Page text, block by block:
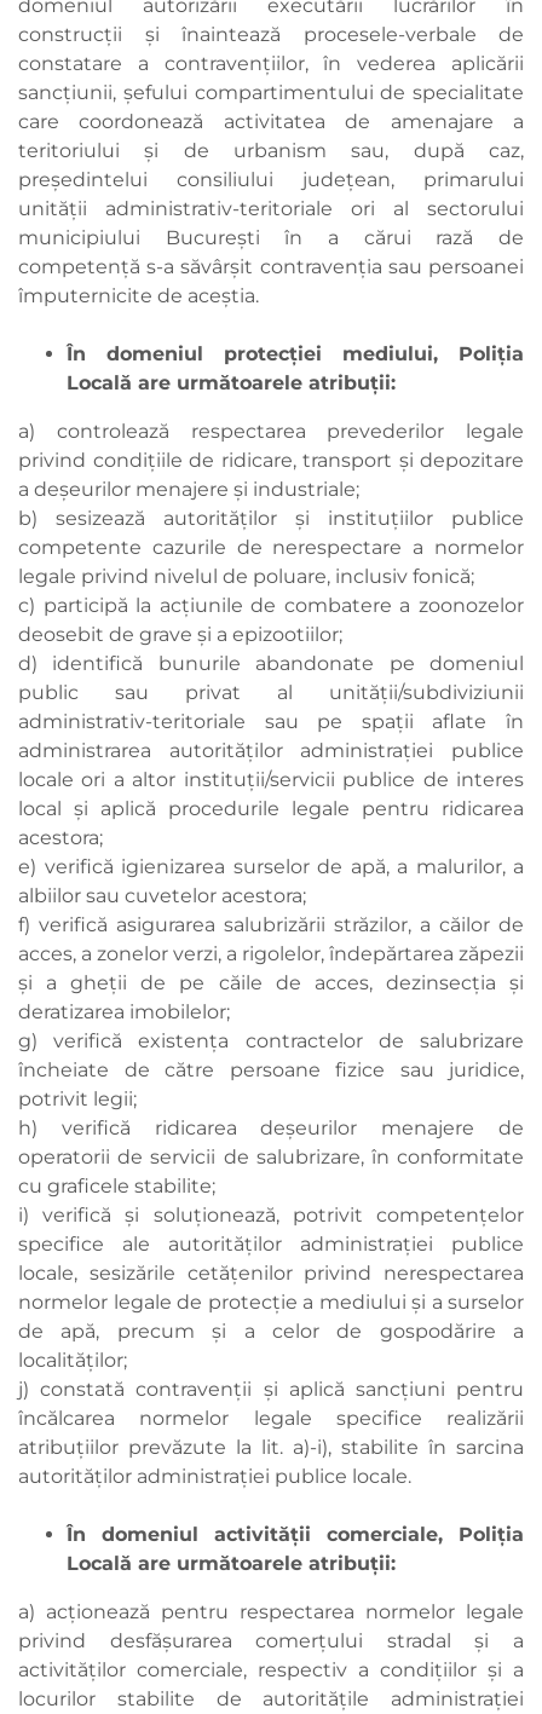
domeniul autorizării executării lucrărilor în
construcţii şi înaintează procesele-verbale de
constatare a contravenţiilor, în vederea aplicării
sancţiunii, şefului compartimentului de specialitate
care coordonează activitatea de amenajare a
teritoriului şi de urbanism sau, după caz,
preşedintelui consiliului judeţean, primarului
unităţii administrativ-teritoriale ori al sectorului
municipiului Bucureşti în a cărui rază de
competenţă s-a săvârşit contravenţia sau persoanei
împuternicite de aceştia.
În domeniul protecţiei mediului, Poliţia
Locală are următoarele atribuţii:
a) controlează respectarea prevederilor legale
privind condiţiile de ridicare, transport şi depozitare
a deşeurilor menajere şi industriale;
b) sesizează autorităţilor şi instituţiilor publice
competente cazurile de nerespectare a normelor
legale privind nivelul de poluare, inclusiv fonică;
c) participă la acţiunile de combatere a zoonozelor
deosebit de grave şi a epizootiilor;
d) identifică bunurile abandonate pe domeniul
public sau privat al unităţii/subdiviziunii
administrativ-teritoriale sau pe spaţii aflate în
administrarea autorităţilor administraţiei publice
locale ori a altor instituţii/servicii publice de interes
local şi aplică procedurile legale pentru ridicarea
acestora;
e) verifică igienizarea surselor de apă, a malurilor, a
albiilor sau cuvetelor acestora;
f) verifică asigurarea salubrizării străzilor, a căilor de
acces, a zonelor verzi, a rigolelor, îndepărtarea zăpezii
şi a gheţii de pe căile de acces, dezinsecţia şi
deratizarea imobilelor;
g) verifică existenţa contractelor de salubrizare
încheiate de către persoane fizice sau juridice,
potrivit legii;
h) verifică ridicarea deşeurilor menajere de
operatorii de servicii de salubrizare, în conformitate
cu graficele stabilite;
i) verifică şi soluţionează, potrivit competenţelor
specifice ale autorităţilor administraţiei publice
locale, sesizările cetăţenilor privind nerespectarea
normelor legale de protecţie a mediului şi a surselor
de apă, precum şi a celor de gospodărire a
localităţilor;
j) constată contravenţii şi aplică sancţiuni pentru
încălcarea normelor legale specifice realizării
atribuţiilor prevăzute la lit. a)-i), stabilite în sarcina
autorităţilor administraţiei publice locale.
În domeniul activităţii comerciale, Poliţia
Locală are următoarele atribuţii:
a) acţionează pentru respectarea normelor legale
privind desfăşurarea comerţului stradal şi a
activităţilor comerciale, respectiv a condiţiilor şi a
locurilor stabilite de autorităţile administraţiei